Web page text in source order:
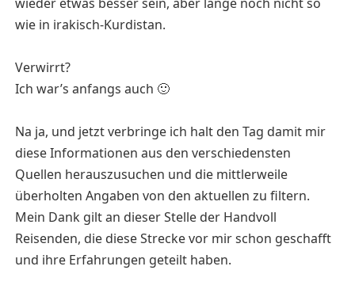
wie in irakisch-Kurdistan.
Verwirrt?
Ich war’s anfangs auch 🙂
Na ja, und jetzt verbringe ich halt den Tag damit mir
diese Informationen aus den verschiedensten
Quellen herauszusuchen und die mittlerweile
überholten Angaben von den aktuellen zu filtern.
Mein Dank gilt an dieser Stelle der Handvoll
Reisenden, die diese Strecke vor mir schon geschafft
und ihre Erfahrungen geteilt haben.